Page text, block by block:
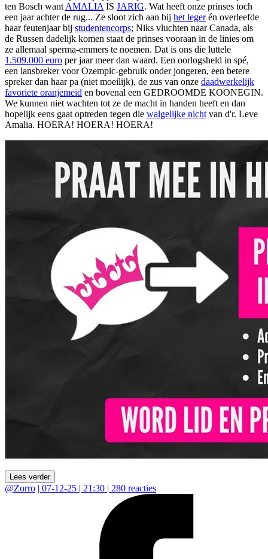
ten Bosch want AMALIA IS JARIG. Wat heeft onze prinses toch
een jaar achter de rug... Ze sloot zich aan bij het legerén overleefde
haar feutenjaar bij studentencorps; Niks vluchten naar Canada, als
de Russen dadelijk komen staat de prinses vooraan in de linies om
ze allemaal sperma-emmers te noemen. Dat is ons die luttele
1.509.000 euro per jaar meer dan waard. Een oorlogsheld in spé,
een lansbreker voor Ozempic-gebruik onder jongeren, een betere
spreker dan haar pa (niet moeilijk), de zus van onze daadwerkelijk
favoriete oranjemeid en bovenal een GEDROOMDE KOONEGIN.
We kunnen niet wachten tot ze de macht in handen heeft en dan
hopelijk eens gaat optreden tegen die walgelijke nicht van d'r. Leve
Amalia. HOERA! HOERA! HOERA!
Lees verder
@Zorro | 07-12-25 | 21:30 | 280 reacties